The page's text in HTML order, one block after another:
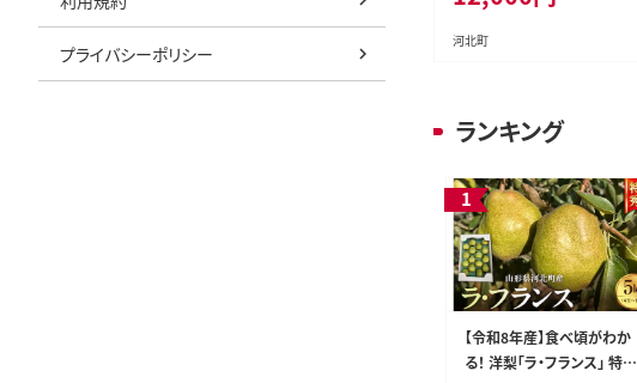
プライバシーポリシー
河北町
ランキング
【令和8年産】食べ頃がわか
る！ 洋梨「ラ・フランス」 特秀